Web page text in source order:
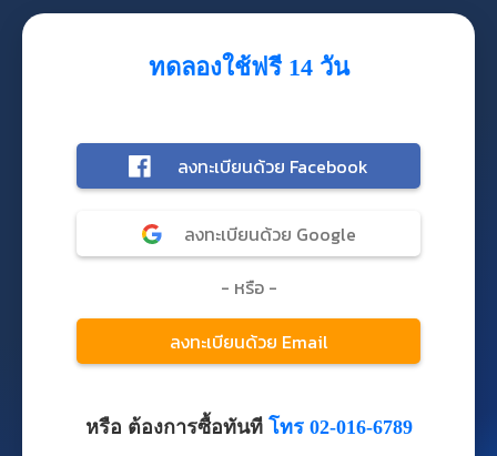
ทดลองใช้ฟรี 14 วัน
หรือ ต้องการซื้อทันที โทร 02-016-6789